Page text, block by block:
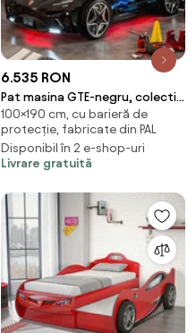
6.535 RON
Pat masina GTE-negru, colectia
Champion Racer 100x190 cm
100×190 cm, cu barieră de
protecție, fabricate din PAL
Disponibil în 2 e-shop-uri
Livrare gratuită